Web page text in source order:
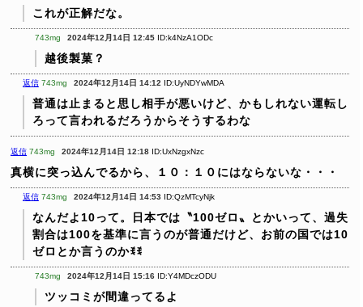
これが正解だな。
743mg 2024年12月14日 12:45 ID:k4NzA1ODc
越後製菓？
返信 743mg 2024年12月14日 14:12 ID:UyNDYwMDA
普通は止まると思し相手が悪いけど、かもしれない運転し
ろって言われるだろうからそうするわな
返信 743mg 2024年12月14日 12:18 ID:UxNzgxNzc
真横に突っ込んでるから、１０：１０にはならないな・・・
返信 743mg 2024年12月14日 14:53 ID:QzMTcyNjk
なんだよ10って。日本では〝100ゼロ〟とかいって、過失
割合は100を基準に言うのが普通だけど、お前の国では10
ゼロとか言うのかꉂꉂ
743mg 2024年12月14日 15:16 ID:Y4MDczODU
ツッコミが間違ってるよ